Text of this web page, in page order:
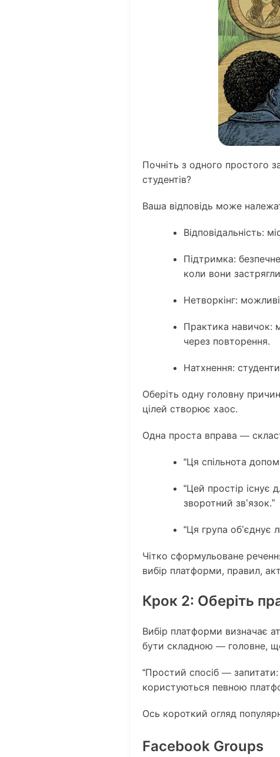
Почніть з одного простого
студентів?
Ваша відповідь може
Відповідальність:
Підтримка:
коли вони
Нетворкінг:
Практика навичок:
через повторення.
Натхнення:
Оберіть одну головну
цілей створює хаос.
Одна проста вправа —
“Ця спільнота
“Цей простір існує
зворотний зв’язок.”
“Ця група об’єднує
Чітко сформульоване
вибір платформи, правил,
Крок 2: Оберіть
Вибір платформи визначає
бути складною — головне,
“Простий спосіб —
користуються певною
Ось короткий огляд
Facebook Groups